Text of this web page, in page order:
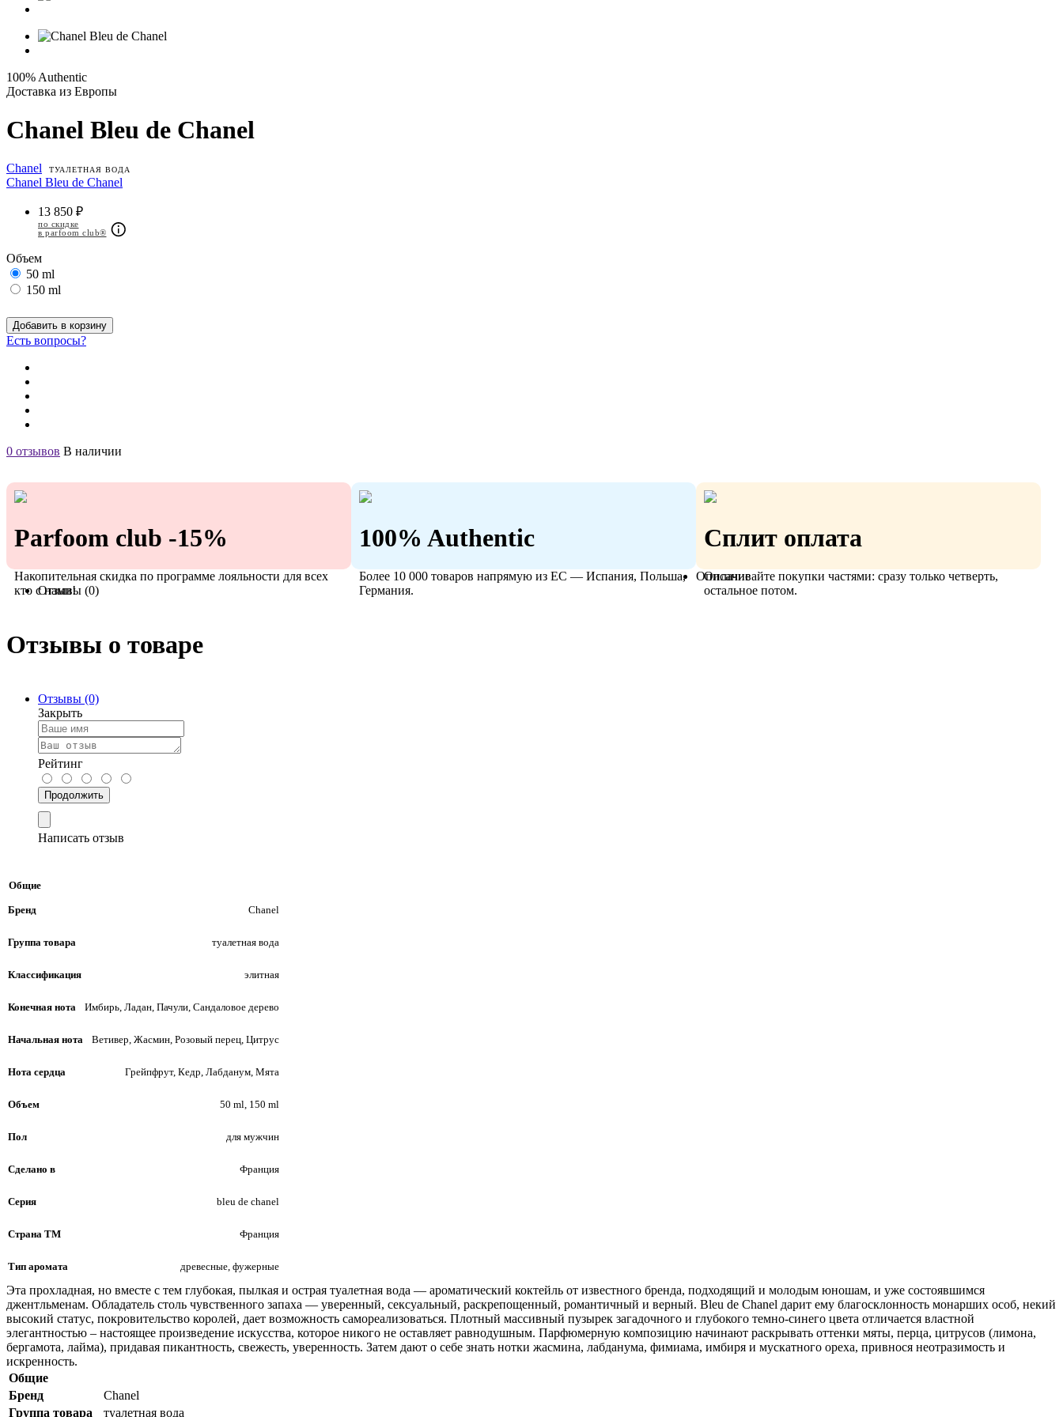
100% Authentic
Доставка из Европы
Chanel Bleu de Chanel
Chanel ТУАЛЕТНАЯ ВОДА
Chanel Bleu de Chanel
13 850 ₽
по скидке
в parfoom club®
Объем
50 ml
150 ml
Добавить в корзину
Есть вопросы?
0 отзывов В наличии
Parfoom club -15%
Накопительная скидка по программе лояльности для всех
кто с нами!
100% Authentic
Более 10 000 товаров напрямую из ЕС — Испания, Польша,
Германия.
Сплит оплата
Оплачивайте покупки частями: сразу только четверть,
остальное потом.
Описание
Отзывы (0)
Отзывы о товаре
Отзывы (0)
Закрыть
Рейтинг
Продолжить
Написать отзыв
Общие
Бренд Chanel
Группа товара туалетная вода
Классификация элитная
Конечная нота Имбирь, Ладан, Пачули, Сандаловое дерево
Начальная нота Ветивер, Жасмин, Розовый перец, Цитрус
Нота сердца Грейпфрут, Кедр, Лабданум, Мята
Объем 50 ml, 150 ml
Пол для мужчин
Сделано в Франция
Серия bleu de chanel
Страна ТМ Франция
Тип аромата древесные, фужерные
Эта прохладная, но вместе с тем глубокая, пылкая и острая туалетная вода — ароматический коктейль от известного бренда, подходящий и молодым юношам, и уже состоявшимся
джентльменам. Обладатель столь чувственного запаха — уверенный, сексуальный, раскрепощенный, романтичный и верный. Bleu de Chanel дарит ему благосклонность монарших особ, некий
высокий статус, покровительство королей, дает возможность самореализоваться. Плотный массивный пузырек загадочного и глубокого темно-синего цвета отличается властной
элегантностью – настоящее произведение искусства, которое никого не оставляет равнодушным. Парфюмерную композицию начинают раскрывать оттенки мяты, перца, цитрусов (лимона,
бергамота, лайма), придавая пикантность, свежесть, уверенность. Затем дают о себе знать нотки жасмина, лабданума, фимиама, имбиря и мускатного ореха, привнося неотразимость и
искренность.
Общие
Бренд
Chanel
Группа товара
туалетная вода